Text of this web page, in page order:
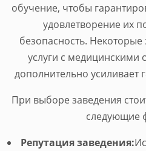
обучение, чтобы
удовлетворение их
безопасность.
услуги с медицинскими
дополнительно усиливает
При выборе заведения
следующие
Репутация заведения: